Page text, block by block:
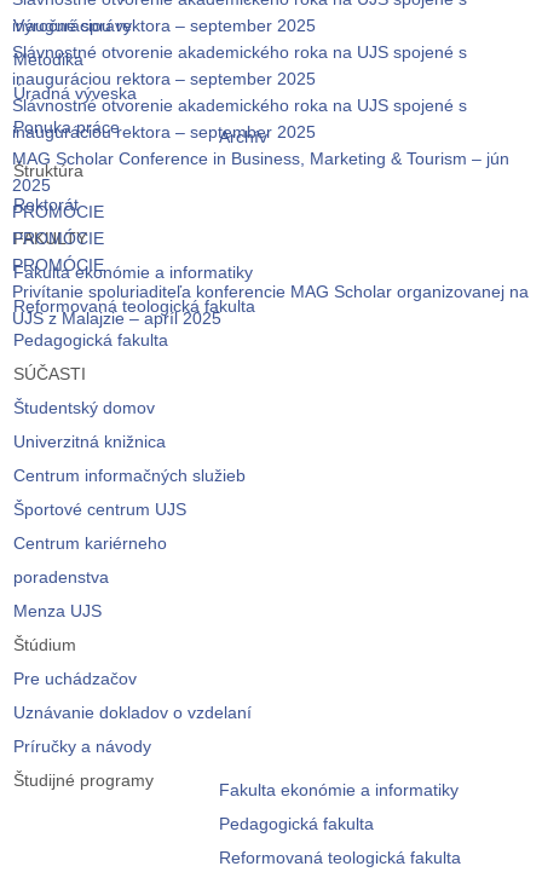
Výročné správy
Metodika
Úradná výveska
Ponuka práce
Archív
Štruktúra
Rektorát
FAKULTY
Fakulta ekonómie a informatiky
Reformovaná teologická fakulta
Pedagogická fakulta
SÚČASTI
Študentský domov
Univerzitná knižnica
Centrum informačných služieb
Športové centrum UJS
Centrum kariérneho
poradenstva
Menza UJS
Štúdium
Pre uchádzačov
Uznávanie dokladov o vzdelaní
Príručky a návody
Študijné programy
Fakulta ekonómie a informatiky
Pedagogická fakulta
Reformovaná teologická fakulta
inauguráciou rektora – september 2025
Slávnostné otvorenie akademického roka na UJS spojené s
inauguráciou rektora – september 2025
Slávnostné otvorenie akademického roka na UJS spojené s
inauguráciou rektora – september 2025
MAG Scholar Conference in Business, Marketing & Tourism – jún
2025
PROMÓCIE
PROMÓCIE
PROMÓCIE
Privítanie spoluriaditeľa konferencie MAG Scholar organizovanej na
UJS z Malajzie – apríl 2025